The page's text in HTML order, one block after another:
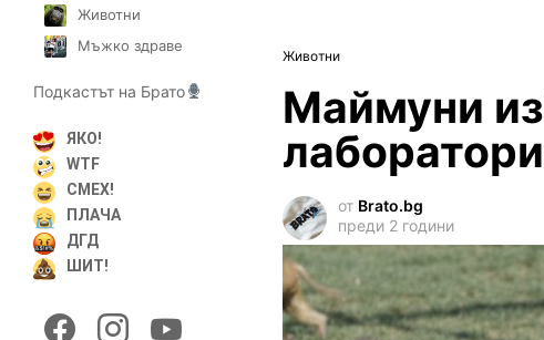
Животни
Маймуни
от Brato.bg
преди 2 години
Животни
Мъжко здраве
Подкастът на Брато
ЯКО!
WTF
СМЕХ!
ПЛАЧА
ДГД
ШИТ!